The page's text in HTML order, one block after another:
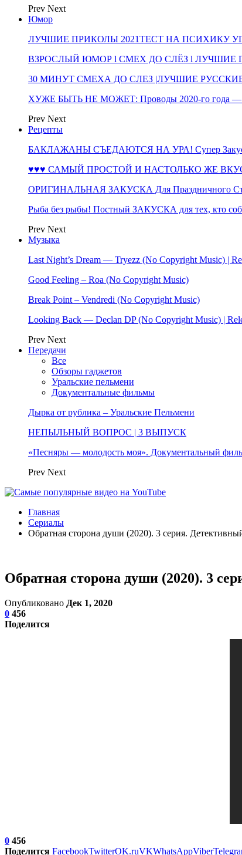
Prev Next
Юмор
ЛУЧШИЕ ПРИКОЛЫ 2021ТЕСТ НА ПСИХИКУ
ВЗРОСЛЫЙ ЮМОР l СМЕХ ДО СЛЁЗ l ЛУЧШИЕ
30 МИНУТ СМЕХА ДО СЛЕЗ |ЛУЧШИЕ
ХУЖЕ БЫТЬ НЕ МОЖЕТ: Проводы 2020-го года
Prev Next
Рецепты
БАКЛАЖАНЫ СЪЕДАЮТСЯ НА УРА! Супер
♥♥♥ САМЫЙ ПРОСТОЙ И НАСТОЛЬКО ЖЕ
ОРИГИНАЛЬНАЯ ЗАКУСКА Для Праздничного
Рыба без рыбы! Постный ЗАКУСКА для тех, кто
Prev Next
Музыка
Last Night’s Dream — Tryezz (No Copyright Music) |
Good Feeling – Roa (No Copyright Music)
Break Point – Vendredi (No Copyright Music)
Looking Back — Declan DP (No Copyright Music) |
Prev Next
Передачи
Все
Обзоры гаджетов
Уральские пельмени
Документальные фильмы
Дырка от рублика – Уральские Пельмени
НЕПЫЛЬНЫЙ ВОПРОС | 3 ВЫПУСК
«Песняры — молодость моя». Документальный
Prev Next
Главная
Сериалы
Обратная сторона души (2020). 3 серия.
Обратная сторона души (2020). 3
Опубликовано Дек 1, 2020
0 456
Поделится
0 456
Поделится FacebookTwitterOK.ruVKWhatsAppViber